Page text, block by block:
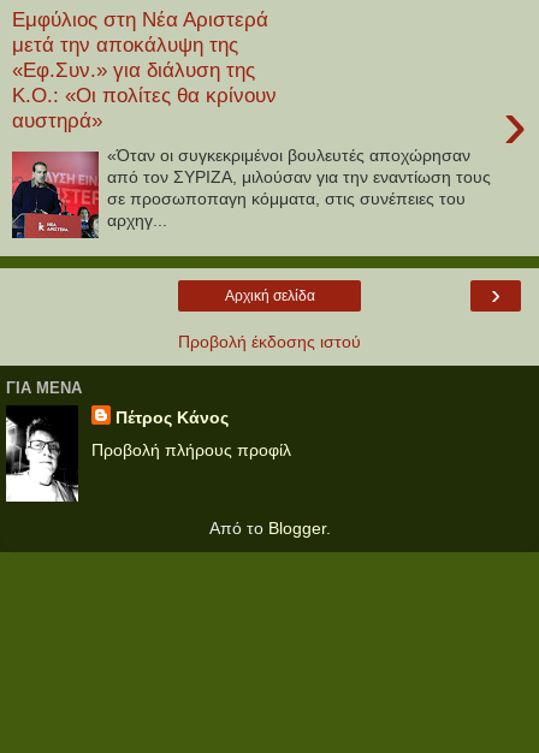
Εμφύλιος στη Νέα Αριστερά
μετά την αποκάλυψη της
«Εφ.Συν.» για διάλυση της
Κ.Ο.: «Οι πολίτες θα κρίνουν
αυστηρά»
›
«Όταν οι συγκεκριμένοι βουλευτές αποχώρησαν
από τον ΣΥΡΙΖΑ, μιλούσαν για την εναντίωση τους
σε προσωποπαγη κόμματα, στις συνέπειες του
αρχηγ...
›
Αρχική σελίδα
Προβολή έκδοσης ιστού
ΓΙΑ ΜΕΝΑ
Πέτρος Κάνος
Προβολή πλήρους προφίλ
Από το Blogger.